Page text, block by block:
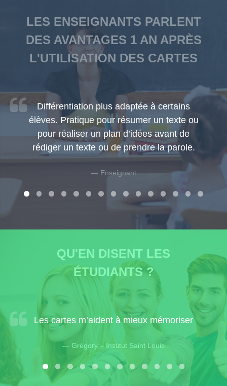
LES ENSEIGNANTS PARLENT
DES AVANTAGES 1 AN APRÈS
L'UTILISATION DES CARTES
Différentiation plus adaptée à certains
élèves. Pratique pour résumer un texte ou
pour réaliser un plan d’idées avant de
rédiger un texte ou de prendre la parole.
Enseignant
QU'EN DISENT LES
ÉTUDIANTS ?
Les cartes m’aident à mieux mémoriser
Grégory – Institut Saint Louis